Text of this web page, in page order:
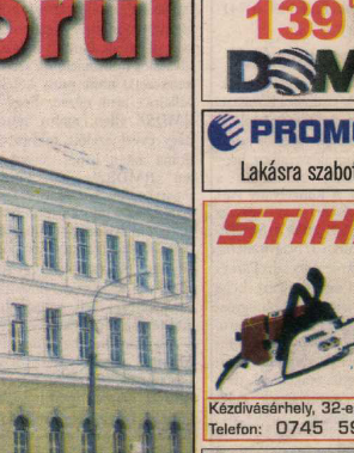
Kézdivásárhely, 32-
Telefon:  0745